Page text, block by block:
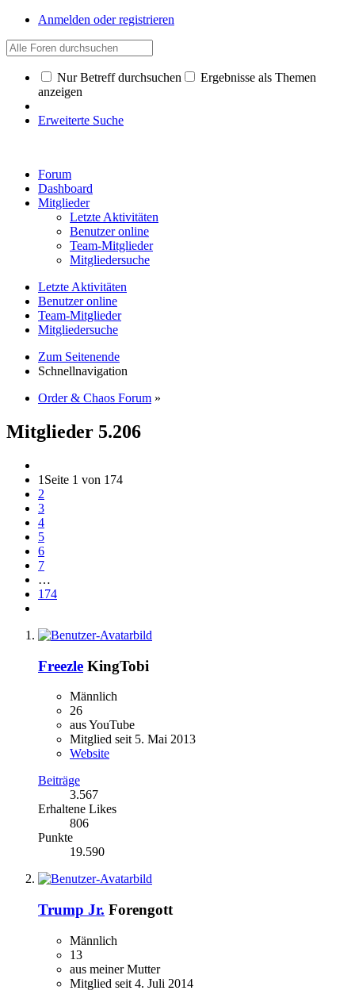
Anmelden oder registrieren
Nur Betreff durchsuchen
Ergebnisse als Themen
anzeigen
Erweiterte Suche
Forum
Dashboard
Mitglieder
Letzte Aktivitäten
Benutzer online
Team-Mitglieder
Mitgliedersuche
Letzte Aktivitäten
Benutzer online
Team-Mitglieder
Mitgliedersuche
Zum Seitenende
Schnellnavigation
Order & Chaos Forum »
Mitglieder 5.206
1 Seite 1 von 174
2
3
4
5
6
7
…
174
Freezle KingTobi
Männlich
26
aus YouTube
Mitglied seit 5. Mai 2013
Website
Beiträge
3.567
Erhaltene Likes
806
Punkte
19.590
Trump Jr. Forengott
Männlich
13
aus meiner Mutter
Mitglied seit 4. Juli 2014